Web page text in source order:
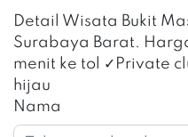
Detail Wisata Bukit
Surabaya Barat.
menit ke tol ✓Private
hijau
Nama